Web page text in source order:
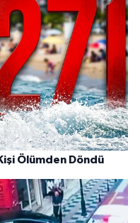
Ölümden Döndü